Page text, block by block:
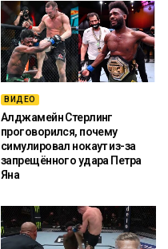
ВИДЕО
Алджамейн Стерлинг
проговорился, почему
симулировал нокаут из-за
запрещённого удара Петра
Яна